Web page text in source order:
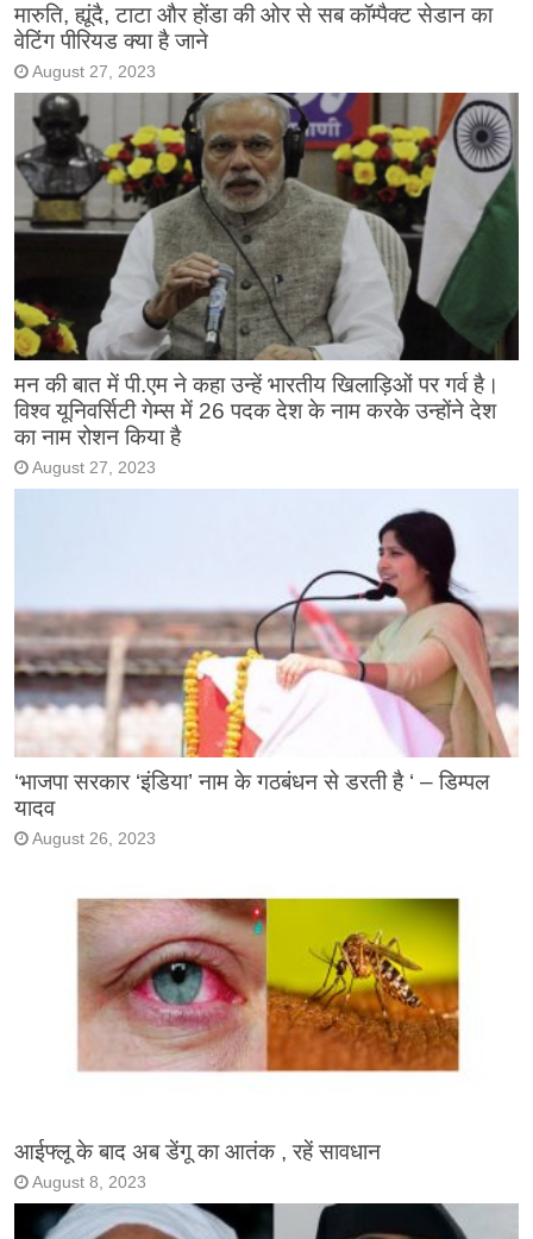
मारुति, ह्यूंदै, टाटा और होंडा की ओर से सब कॉम्पैक्ट सेडान का
वेटिंग पीरियड क्या है जाने
August 27, 2023
मन की बात में पी.एम ने कहा उन्हें भारतीय खिलाड़िओं पर गर्व है।
विश्व यूनिवर्सिटी गेम्स में 26 पदक देश के नाम करके उन्होंने देश
का नाम रोशन किया है
August 27, 2023
‘भाजपा सरकार ‘इंडिया’ नाम के गठबंधन से डरती है ‘ – डिम्पल
यादव
August 26, 2023
आईफ्लू के बाद अब डेंगू का आतंक , रहें सावधान
August 8, 2023